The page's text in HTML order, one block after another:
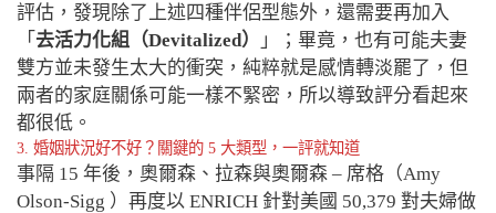
評估，發現除了上述四種伴侶型態外，還需要再加入
「 去活力化組（Devitalized）
」；畢竟，也有可能夫妻
雙方並未發生太大的衝突，純粹就是感情轉淡罷了，但
兩者的家庭關係可能一樣不緊密，所以導致評分看起來
都很低。
3. 婚姻狀況好不好？關鍵的 5 大類型，一評就知道
事隔 15 年後，奧爾森、拉森與奧爾森 – 席格（Amy
Olson-Sigg ）再度以 ENRICH 針對美國 50,379 對夫婦做